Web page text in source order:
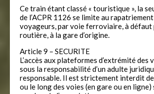
Ce train étant classé « touristique », la
de l’ACPR 1126 se limite au
voyageurs, par voie ferroviaire, à défaut
routière, à la gare d’origine.
Article 9 – SECURITE
L’accès aux plateformes d’extrémité
sous la responsabilité d’un adulte
responsable. Il est strictement interdit
ou le long des voies (en gare ou en ligne)